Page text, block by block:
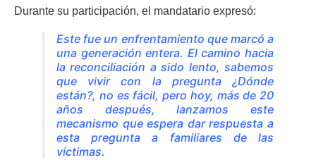
Durante su participación, el mandatario expresó:
Este fue un enfrentamiento que marcó a
una generación entera. El camino hacia
la reconciliación a sido lento, sabemos
que vivir con la pregunta ¿Dónde
están?, no es fácil, pero hoy, más de 20
años después, lanzamos este
mecanismo que espera dar respuesta a
esta pregunta a familiares de las
víctimas.